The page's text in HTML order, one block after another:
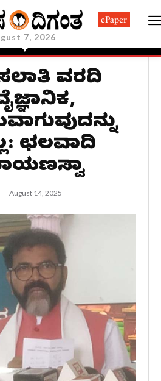
7, 2026
ePaper
ವರದಿ
ಛಲವಾದಿ
August 14, 2025